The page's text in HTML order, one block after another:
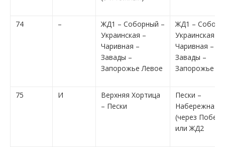
74 –
ЖД1 – Соборный –
Украинская –
Чаривная –
Завады –
Запорожье Левое
ЖД1 –
Украинская –
Чаривная –
Завады –
Запорожье
75 И
Верхняя Хортица
– Пески
Пески –
Набережная
(через
или ЖД2